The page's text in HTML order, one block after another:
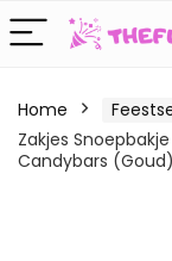
Home
Zakjes
Candybars (Goud)